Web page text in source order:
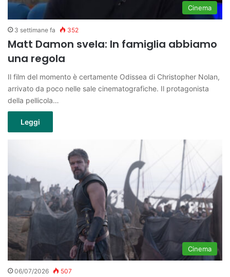
Cinema
3 settimane fa 352
Matt Damon svela: In famiglia abbiamo
una regola
Il film del momento è certamente Odissea di Christopher Nolan,
arrivato da poco nelle sale cinematografiche. Il protagonista
della pellicola…
Leggi
Cinema
06/07/2026 507